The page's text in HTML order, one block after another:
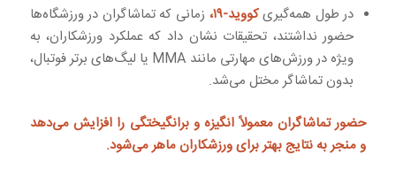
در طول همه‌گیریکووید-۱۹،
زمانی که تماشاگران در ورزشگاه‌ها
حضور نداشتند، تحقیقات نشان داد که عملکرد ورزشکاران، به
ویژه در ورزش‌های مهارتی مانند MMA یا لیگ‌های برتر فوتبال،
بدون تماشاگر مختل می‌شد.
حضور تماشاگران معمولاً انگیزه و برانگیختگی را افزایش می‌دهد
و منجر به نتایج بهتر برای ورزشکاران ماهر می‌شود.